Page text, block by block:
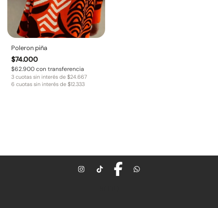
Poleron piña
$74.000
$62.900con transferencia
3 cuotas sin interés de $24.667
6 cuotas sin interés de $12.333